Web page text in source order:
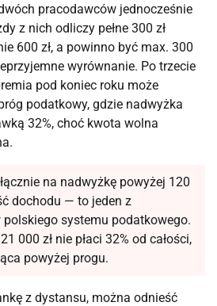
pracodawców jednocześnie
z nich odliczy pełne 300 zł
600 zł, a powinno być max. 300
wyrównanie. Po trzecie
pod koniec roku może
podatkowy, gdzie nadwyżka
32%, choć kwota wolna
na nadwyżkę powyżej 120
dochodu — to jeden z
systemu podatkowego.
000 zł nie płaci 32% od całości,
powyżej progu.
z dystansu, można odnieść